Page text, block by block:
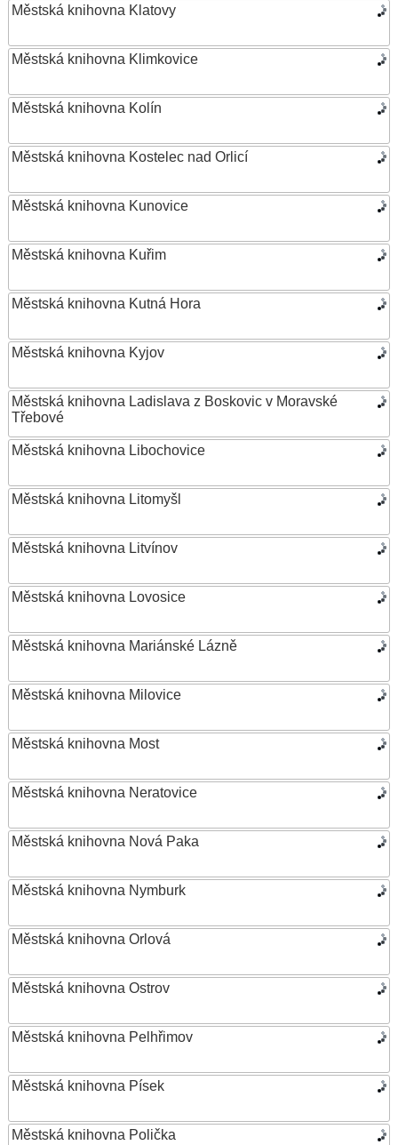
Městská knihovna Klatovy
Městská knihovna Klimkovice
Městská knihovna Kolín
Městská knihovna Kostelec nad Orlicí
Městská knihovna Kunovice
Městská knihovna Kuřim
Městská knihovna Kutná Hora
Městská knihovna Kyjov
Městská knihovna Ladislava z Boskovic v Moravské
Třebové
Městská knihovna Libochovice
Městská knihovna Litomyšl
Městská knihovna Litvínov
Městská knihovna Lovosice
Městská knihovna Mariánské Lázně
Městská knihovna Milovice
Městská knihovna Most
Městská knihovna Neratovice
Městská knihovna Nová Paka
Městská knihovna Nymburk
Městská knihovna Orlová
Městská knihovna Ostrov
Městská knihovna Pelhřimov
Městská knihovna Písek
Městská knihovna Polička